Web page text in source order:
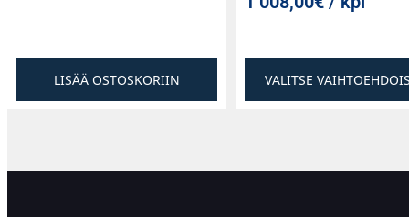
LISÄÄ OSTOSKORIIN VALITSE